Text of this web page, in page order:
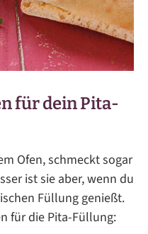
für dein Pita-
Ofen, schmeckt sogar
ist sie aber, wenn du
Füllung genießt.
für die Pita-Füllung: